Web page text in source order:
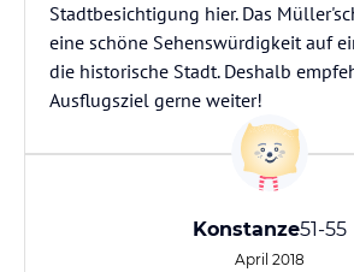
Stadtbesichtigung hier. Das
eine schöne Sehenswürdigkeit auf
die historische Stadt. Deshalb
Ausflugsziel gerne weiter!
Konstanze51-55
April 2018